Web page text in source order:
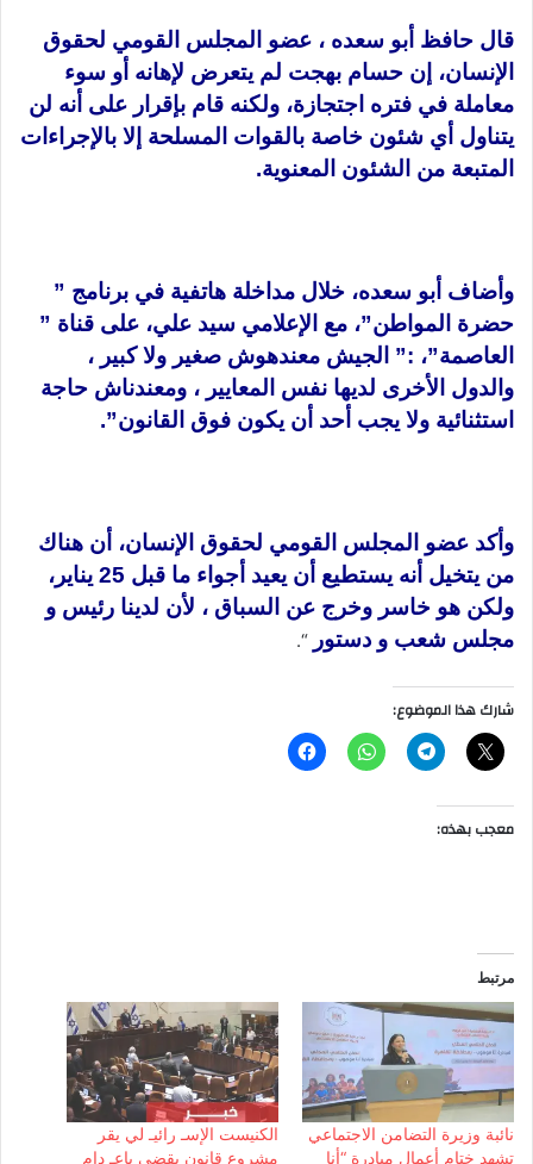
قال حافظ أبو سعده ، عضو المجلس القومي لحقوق
الإنسان، إن حسام بهجت لم يتعرض لإهانه أو سوء
معاملة في فتره اجتجازة، ولكنه قام بإقرار على أنه لن
يتناول أي شئون خاصة بالقوات المسلحة إلا بالإجراءات
المتبعة من الشئون المعنوية.
وأضاف أبو سعده، خلال مداخلة هاتفية في برنامج ”
حضرة المواطن”، مع الإعلامي سيد علي، على قناة ”
العاصمة”، :” الجيش معندهوش صغير ولا كبير ،
والدول الأخرى لديها نفس المعايير ، ومعندناش حاجة
استثنائية ولا يجب أحد أن يكون فوق القانون”.
وأكد عضو المجلس القومي لحقوق الإنسان، أن هناك
من يتخيل أنه يستطيع أن يعيد أجواء ما قبل 25 يناير،
ولكن هو خاسر وخرج عن السباق ، لأن لدينا رئيس و
مجلس شعب و دستور “.
شارك هذا الموضوع:
معجب بهذه:
مرتبط
نائبة وزيرة التضامن الاجتماعي
تشهد ختام أعمال مبادرة “أنا
الكنيست الإسـ رائيـ لي يقر
مشروع قانون يقضي بإعـ دام